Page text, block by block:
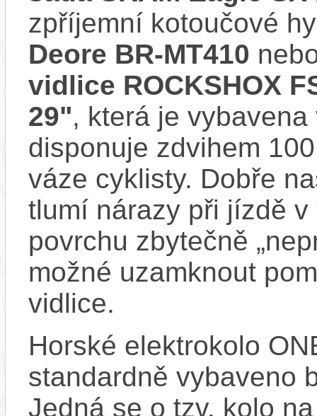
zpříjemní kotoučové
Deore BR-MT410
vidlice ROCKSHOX
29", která je
disponuje zdvihem
váze cyklisty. Dobře
tlumí nárazy při jízdě
povrchu zbytečně
možné uzamknout
vidlice.
Horské elektrokolo
standardně vybaveno
Jedná se o tzv. kolo